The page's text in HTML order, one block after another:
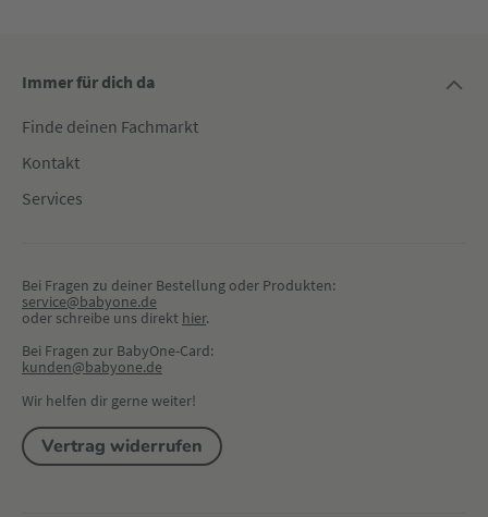
Immer für dich da
Finde deinen Fachmarkt
Kontakt
Services
Bei Fragen zu deiner Bestellung oder Produkten:
service@babyone.de
oder schreibe uns direkt hier.
Bei Fragen zur BabyOne-Card:
kunden@babyone.de
Wir helfen dir gerne weiter!
Vertrag widerrufen